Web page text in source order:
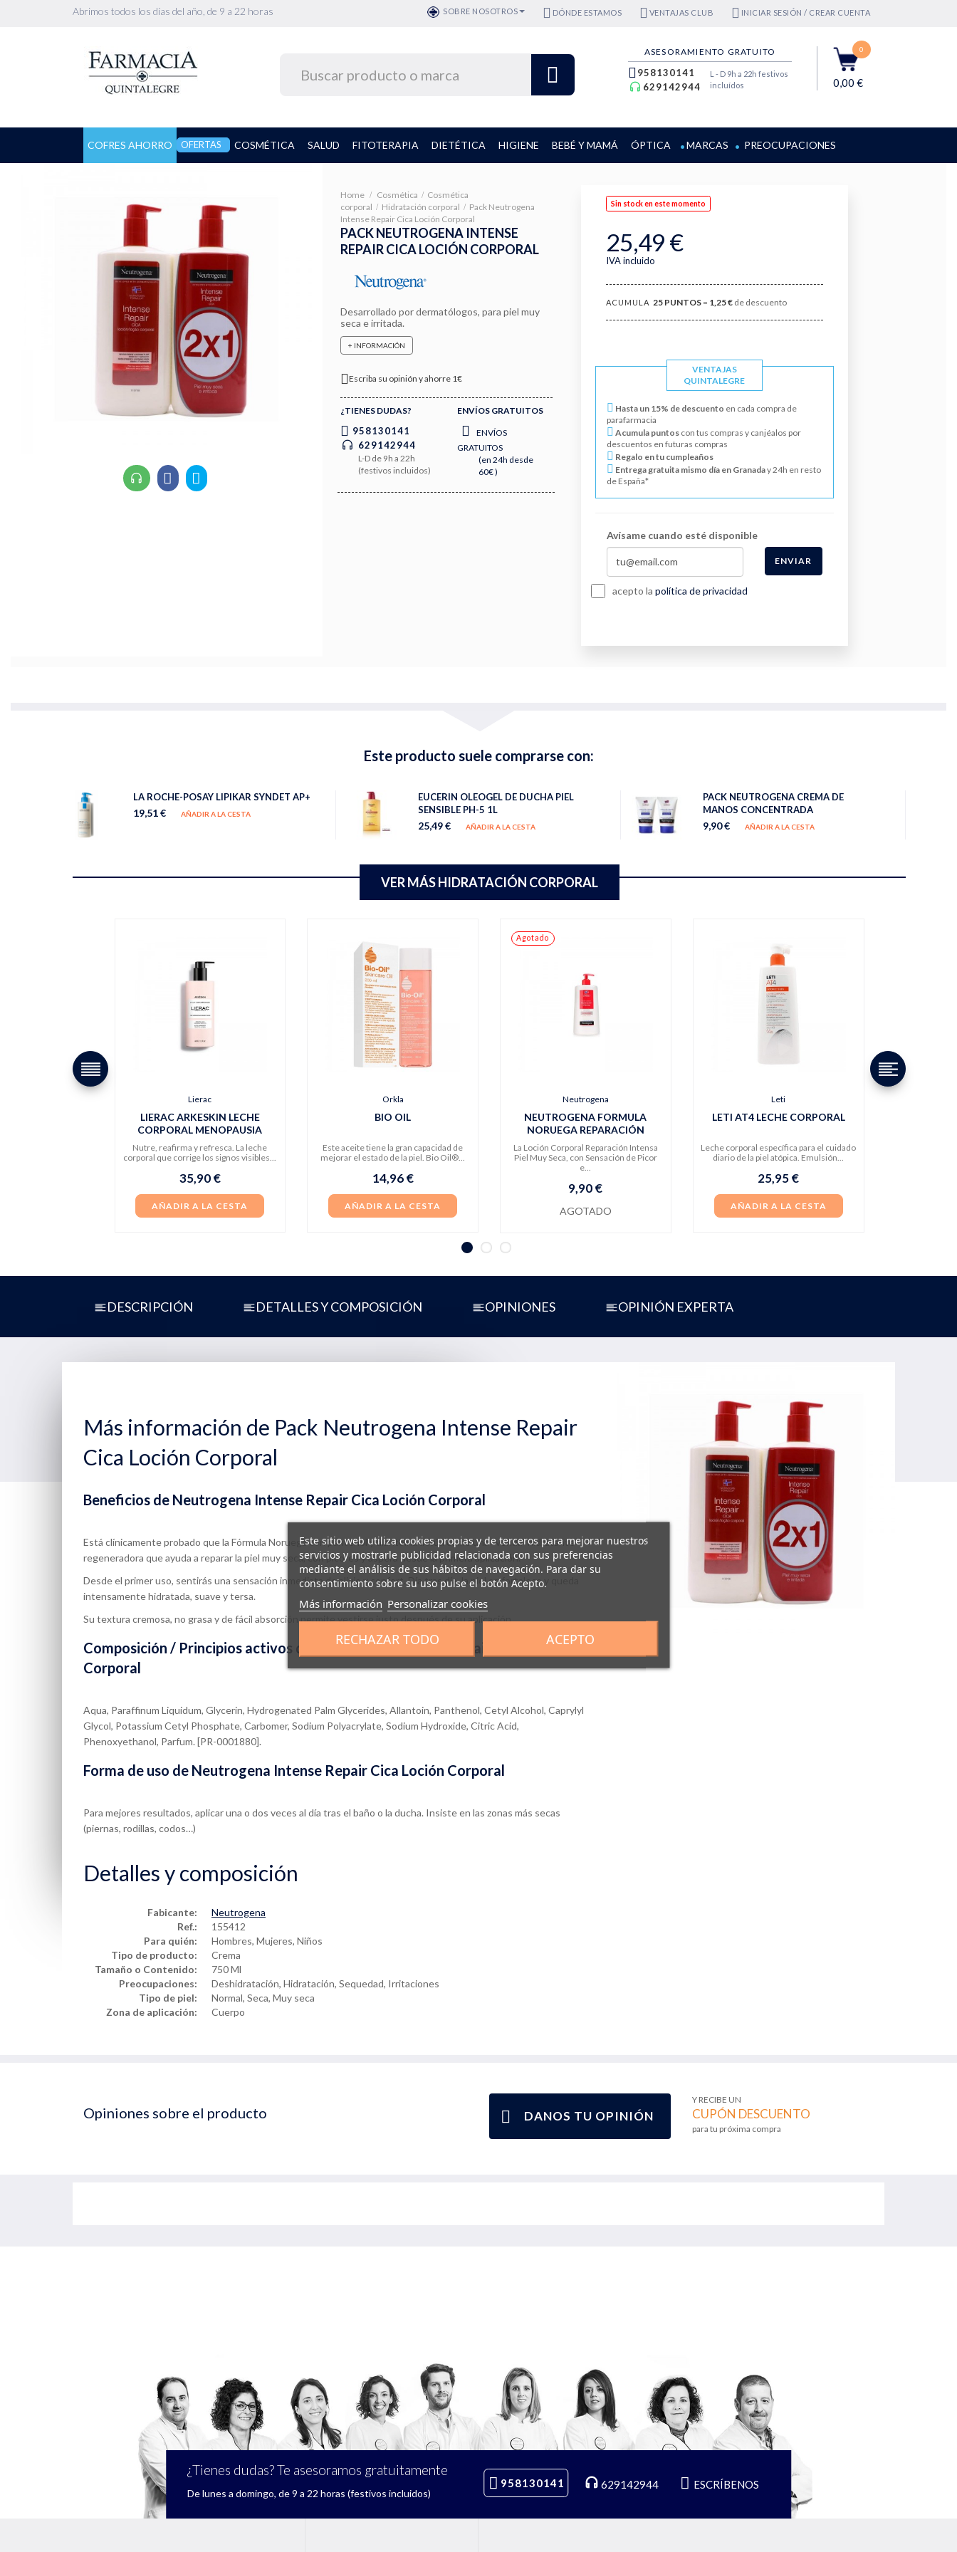
Abrimos todos los días del año, de 9 a 22 horas SOBRE NOSOTROS DÓNDE ESTAMOS VENTAJAS CLUB INICIAR SESIÓN / CREAR CUENTA
ASESORAMIENTO GRATUITO
958130141
629142944
L - D 9h a 22h festivos
incluídos
0
0,00 €
COFRES AHORRO OFERTAS COSMÉTICA SALUD FITOTERAPIA DIETÉTICA HIGIENE BEBÉ Y MAMÁ ÓPTICA MARCAS PREOCUPACIONES
Home Cosmética
Cosmética
corporal
Hidratación corporal
Pack Neutrogena
Intense Repair Cica Loción Corporal
PACK NEUTROGENA INTENSE
REPAIR CICA LOCIÓN CORPORAL
Desarrollado por dermatólogos, para piel muy
seca e irritada.
+ INFORMACIÓN
Escriba su opinión y ahorre 1€
¿TIENES DUDAS?
958130141
629142944
L-D de 9h a 22h
(festivos incluidos)
ENVÍOS GRATUITOS
ENVÍOS
GRATUITOS
(en 24h desde
60€ )
Sin stock en este momento
25,49 €
IVA incluido
ACUMULA 25PUNTOS= 1,25 €de descuento
VENTAJAS
QUINTALEGRE
Hasta un 15% de descuento en cada compra de
parafarmacia
Acumula puntoscon tus compras y canjéalos por
descuentos en futuras compras
Regalo en tu cumpleaños
Entrega gratuita mismo día en Granaday 24h en resto
de España*
Avísame cuando esté disponible
ENVIAR
acepto la política de privacidad
Este producto suele comprarse con:
LA ROCHE-POSAY LIPIKAR SYNDET AP+
19,51 € AÑADIR A LA CESTA
EUCERIN OLEOGEL DE DUCHA PIEL
SENSIBLE PH-5 1L
25,49 € AÑADIR A LA CESTA
PACK NEUTROGENA CREMA DE
MANOS CONCENTRADA
9,90 € AÑADIR A LA CESTA
VER MÁS HIDRATACIÓN CORPORAL
Lierac
LIERAC ARKESKIN LECHE
CORPORAL MENOPAUSIA
Nutre, reafirma y refresca. La leche
corporal que corrige los signos visibles...
35,90 €
AÑADIR A LA CESTA
Orkla
BIO OIL
Este aceite tiene la gran capacidad de
mejorar el estado de la piel. Bio Oil®...
14,96 €
AÑADIR A LA CESTA
Agotado
Neutrogena
NEUTROGENA FORMULA
NORUEGA REPARACIÓN
INTENSA
La Loción Corporal Reparación Intensa
Piel Muy Seca, con Sensación de Picor
e...
9,90 €
AGOTADO
Leti
LETI AT4 LECHE CORPORAL
Leche corporal específica para el cuidado
diario de la piel atópica. Emulsión...
25,95 €
AÑADIR A LA CESTA
DESCRIPCIÓN DETALLES Y COMPOSICIÓN OPINIONES OPINIÓN EXPERTA
Más información de Pack Neutrogena Intense Repair
Cica Loción Corporal
Beneficios de Neutrogena Intense Repair Cica Loción Corporal
Está clínicamente probado que la Fórmula Noruega con pantenol y alantoína actúa como una “venda” hidratante
regeneradora que ayuda a reparar la piel muy seca, con picores y áspera desde la primera aplicación.
Desde el primer uso, sentirás una sensación inmediata de alivio y confort. Día tras día, la piel se fortalece y queda
intensamente hidratada, suave y tersa.
Su textura cremosa, no grasa y de fácil absorción permite vestirse justo después de su aplicación.
Composición / Principios activos de Neutrogena Intense Repair Cica Loción
Corporal
Aqua, Paraffinum Liquidum, Glycerin, Hydrogenated Palm Glycerides, Allantoin, Panthenol, Cetyl Alcohol, Caprylyl
Glycol, Potassium Cetyl Phosphate, Carbomer, Sodium Polyacrylate, Sodium Hydroxide, Citric Acid,
Phenoxyethanol, Parfum. [PR-0001880].
Forma de uso de Neutrogena Intense Repair Cica Loción Corporal
Para mejores resultados, aplicar una o dos veces al día tras el baño o la ducha. Insiste en las zonas más secas
(piernas, rodillas, codos…)
Detalles y composición
Fabicante:
Neutrogena
Ref.:
155412
Para quién:
Hombres, Mujeres, Niños
Tipo de producto:
Crema
Tamaño o Contenido:
750 Ml
Preocupaciones:
Deshidratación, Hidratación, Sequedad, Irritaciones
Tipo de piel:
Normal, Seca, Muy seca
Zona de aplicación:
Cuerpo
Opiniones sobre el producto DANOS TU OPINIÓN
Y RECIBE UN
CUPÓN DESCUENTO
para tu próxima compra
¿Tienes dudas? Te asesoramos gratuitamente
De lunes a domingo, de 9 a 22 horas (festivos incluidos)
958130141 629142944 ESCRÍBENOS
Este sitio web utiliza cookies propias y de terceros para mejorar nuestros
servicios y mostrarle publicidad relacionada con sus preferencias
mediante el análisis de sus hábitos de navegación. Para dar su
consentimiento sobre su uso pulse el botón Acepto.
Más información Personalizar cookies
RECHAZAR TODO ACEPTO